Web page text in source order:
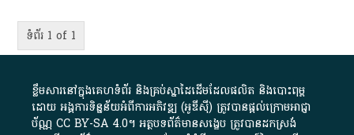
ទំព័រ 1 of 1
ខ្លឹមសារ​នៅ​ក្នុង​គេហទំព័រ និង​គ្រប់​ស្នា​ដៃ​ដើម​ដែល​ផលិត​ និង​បោះពុម្ព​
ដោយ​ អង្គការ​ទិន្នន័យ​អំពី​ការអភិវឌ្ឍ​​ (អូ​ឌី​ស៊ី)​ ត្រូវ​បាន​ផ្តល់​ក្រោម​អាជ្ញា
ប័ណ្ណ​CC BY-SA 4.0។​ អត្ថបទ​ព័ត៌មាន​សង្ខេប​ ត្រូវ​បាន​ដកស្រង់​